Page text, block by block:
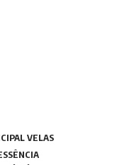
VELAS